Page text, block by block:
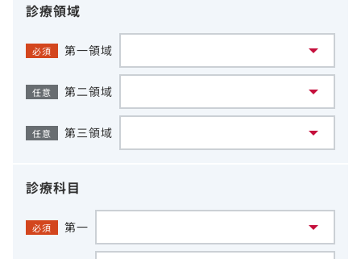
診療領域
必須 第一領域
任意 第二領域
任意 第三領域
診療科目
必須 第一